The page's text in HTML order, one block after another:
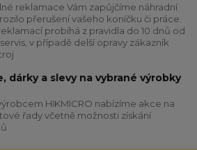
reklamace Vám zapůjčíme náhradní
přerušení vašeho koníčku či práce.
probíhá z pravidla do 10 dnů od
v případě delší opravy zákazník
dárky a slevy na vybrané výrobky
HIKMICRO nabízíme akce na
řady včetně možnosti získání